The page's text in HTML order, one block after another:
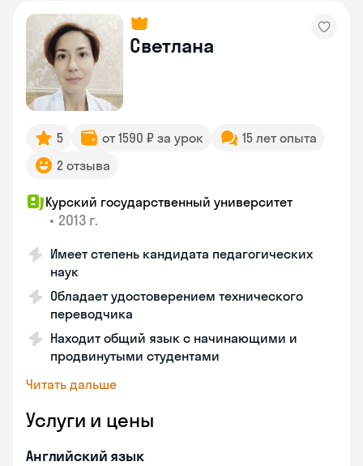
Светлана
5 от 1590 ₽ за урок
15 лет опыта
2 отзыва
Курский государственный университет
• 2013 г.
Имеет степень кандидата педагогических
наук
Обладает удостоверением технического
переводчика
Находит общий язык с начинающими и
продвинутыми студентами
Читать дальше
Услуги и цены
Английский язык